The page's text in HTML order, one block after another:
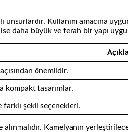
unsurlardır. Kullanım amacına
büyük ve ferah bir yapı
önemlidir.
kompakt tasarımlar.
farklı şekil seçenekleri.
Kamelyanın